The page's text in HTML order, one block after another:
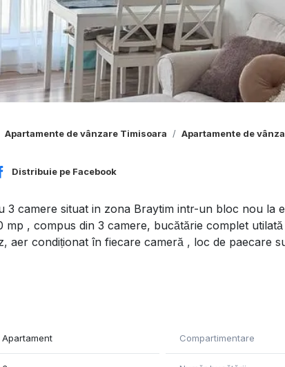
Apartamente de vânzare Timisoara Apartamente de
Distribuie pe Facebook
3 camere situat in zona Braytim intr-un bloc nou la
mp , compus din 3 camere, bucătărie complet
aer condiționat în fiecare cameră , loc de paecare
Apartament Compartimentare